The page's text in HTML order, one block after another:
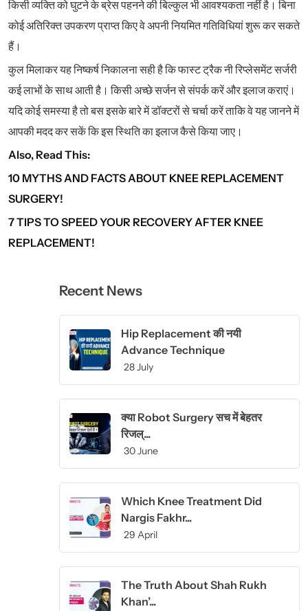
किसी व्यक्ति को घुटने के ब्रेस पहनने की बिल्कुल भी आवश्यकता नहीं है। बिना
कोई अतिरिक्त उपकरण प्राप्त किए वे अपनी नियमित गतिविधियां शुरू कर सकते
हैं।
कुल मिलाकर यह निष्कर्ष निकालना सही है कि फास्ट ट्रैक नी रिप्लेसमेंट सर्जरी
कई लाभों के साथ आती है। किसी अच्छे सर्जन से संपर्क करें और इलाज कराएं।
यदि कोई समस्या है तो बस इसके बारे में डॉक्टरों से चर्चा करें ताकि वे यह जानने में
आपकी मदद कर सकें कि इस स्थिति का इलाज कैसे किया जाए।
Also, Read This:
10 MYTHS AND FACTS ABOUT KNEE REPLACEMENT
SURGERY!
7 TIPS TO SPEED YOUR RECOVERY AFTER KNEE
REPLACEMENT!
Recent News
Hip Replacement की नयी
Advance Technique
28 July
क्या Robot Surgery सच में बेहतर
रिजल्...
30 June
Which Knee Treatment Did
Nargis Fakhr...
29 April
The Truth About Shah Rukh
Khan’...